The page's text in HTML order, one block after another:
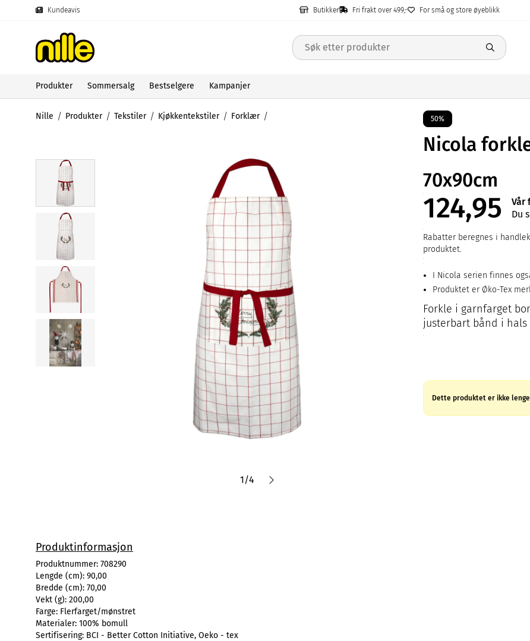
Kundeavis Butikker Fri frakt over 499,- For små og store øyeblikk
Produkter Sommersalg Bestselgere Kampanjer
Nille Produkter Tekstiler Kjøkkentekstiler Forklær
1/4
50%
Nicola
70x90cm
124,95
Vår
Du
Rabatter beregnes i
produktet.
I Nicola serien finnes
Produktet er Øko-Tex
Forkle i garnfarget
justerbart bånd i hals
Dette produktet er ikke
Produktinformasjon
Produktnummer: 708290
Lengde (cm): 90,00
Bredde (cm): 70,00
Vekt (g): 200,00
Farge: Flerfarget/mønstret
Materialer: 100% bomull
Sertifisering: BCI - Better Cotton Initiative, Oeko - tex